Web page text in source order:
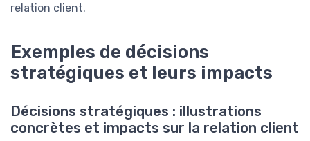
relation client.
Exemples de décisions
stratégiques et leurs impacts
Décisions stratégiques : illustrations
concrètes et impacts sur la relation client